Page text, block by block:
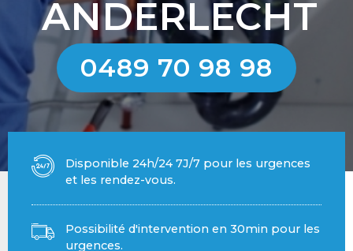
ANDERLECHT
0489 70 98 98
Disponible 24h/24 7J/7 pour les urgences
et les rendez-vous.
Possibilité d'intervention en 30min pour les
urgences.